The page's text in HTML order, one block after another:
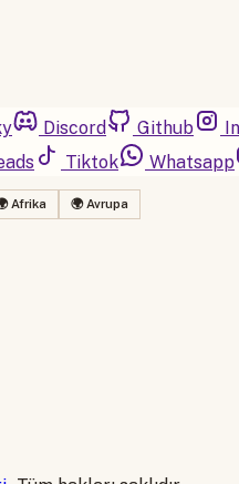
Discord Github
Tiktok Whatsapp
Afrika 🌍 Avrupa